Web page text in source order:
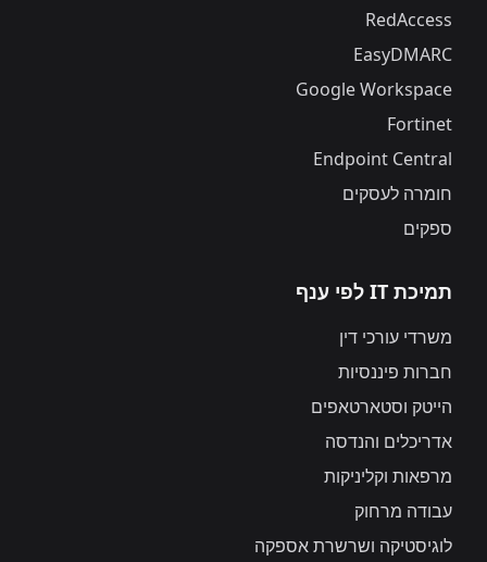
RedAccess
EasyDMARC
Google Workspace
Fortinet
Endpoint Central
חומרה לעסקים
ספקים
תמיכת IT לפי ענף
משרדי עורכי דין
חברות פיננסיות
הייטק וסטארטאפים
אדריכלים והנדסה
מרפאות וקליניקות
עבודה מרחוק
לוגיסטיקה ושרשרת אספקה